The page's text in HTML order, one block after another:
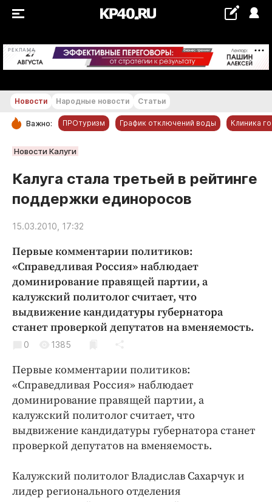
РЕКЛАМА +22...+23 °С
РУБРИКИ
Новости компаний
Статьи
Народные новости
Благоустройство
Криминал
Культура
Недвижимость и ЖКХ
Образование
Погода
Праздники
Происшествия
Спорт
Экономика и бизнес
Блоги
Новости Народные новости Статьи
Важно: ПРОтуризм График отключений воды Клиника
Новости Калуги
Калуга стала третьей в рейтинге
поддержки единоросов
15.03.2010, 17:32
Первые комментарии политиков:
«Справедливая Россия» наблюдает
доминирование правящей партии, а
калужский политолог считает, что
выдвижение кандидатуры губернатора
станет проверкой депутатов на вменяемость.
0 1385
Первые комментарии политиков:
«Справедливая Россия» наблюдает
доминирование правящей партии, а
калужский политолог считает, что
выдвижение кандидатуры губернатора станет
проверкой депутатов на вменяемость.
Калужский политолог Владислав Сахарчук и
лидер регионального отделения